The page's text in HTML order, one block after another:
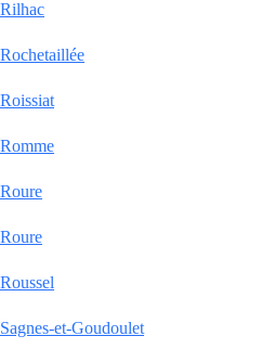
Rilhac
Rochetaillée
Roissiat
Romme
Roure
Roure
Roussel
Sagnes-et-Goudoulet